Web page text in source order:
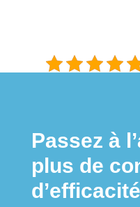
Passez à
plus de